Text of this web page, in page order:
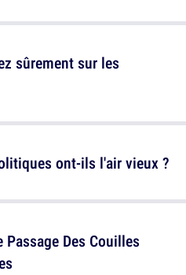
sûrement sur les
Des Couilles
ont-ils l'air vieux ?